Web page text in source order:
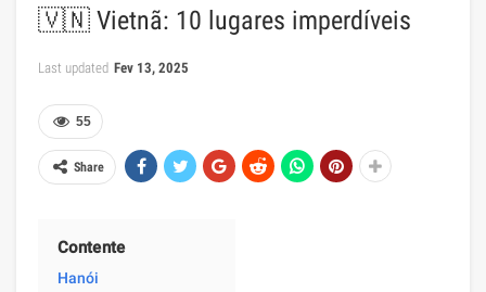
🇻🇳 Vietnã: 10 lugares imperdíveis
Last updated Fev 13, 2025
55
Share
Contente
Hanói